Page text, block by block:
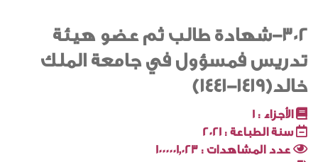
302-شهادة طالب ثم عضو هيئة
تدريس فمسؤول في جامعة الملك
خالد(١٤١٩-١٤٤١)
الأجزاء : 1
سنة الطباعة : 2021
عدد المشاهدات : 1000001٬023